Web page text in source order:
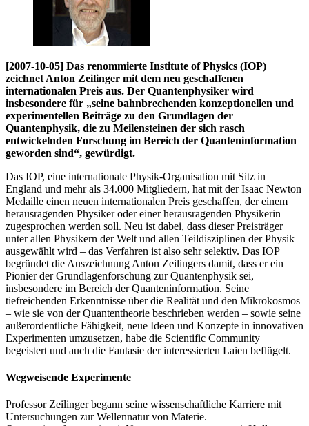
[2007-10-05] Das renommierte Institute of Physics (IOP)
zeichnet Anton Zeilinger mit dem neu geschaffenen
internationalen Preis aus. Der Quantenphysiker wird
insbesondere für „seine bahnbrechenden konzeptionellen und
experimentellen Beiträge zu den Grundlagen der
Quantenphysik, die zu Meilensteinen der sich rasch
entwickelnden Forschung im Bereich der Quanteninformation
geworden sind“, gewürdigt.
Das IOP, eine internationale Physik-Organisation mit Sitz in
England und mehr als 34.000 Mitgliedern, hat mit der Isaac Newton
Medaille einen neuen internationalen Preis geschaffen, der einem
herausragenden Physiker oder einer herausragenden Physikerin
zugesprochen werden soll. Neu ist dabei, dass dieser Preisträger
unter allen Physikern der Welt und allen Teildisziplinen der Physik
ausgewählt wird – das Verfahren ist also sehr selektiv. Das IOP
begründet die Auszeichnung Anton Zeilingers damit, dass er ein
Pionier der Grundlagenforschung zur Quantenphysik sei,
insbesondere im Bereich der Quanteninformation. Seine
tiefreichenden Erkenntnisse über die Realität und den Mikrokosmos
– wie sie von der Quantentheorie beschrieben werden – sowie seine
außerordentliche Fähigkeit, neue Ideen und Konzepte in innovativen
Experimenten umzusetzen, habe die Scientific Community
begeistert und auch die Fantasie der interessierten Laien beflügelt.
Wegweisende Experimente
Professor Zeilinger begann seine wissenschaftliche Karriere mit
Untersuchungen zur Wellennatur von Materie.